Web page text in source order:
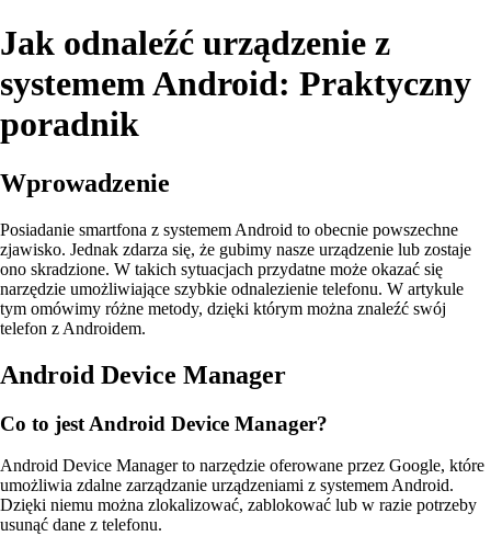
Jak odnaleźć urządzenie z
systemem Android: Praktyczny
poradnik
Wprowadzenie
Posiadanie smartfona z systemem Android to obecnie powszechne
zjawisko. Jednak zdarza się, że gubimy nasze urządzenie lub zostaje
ono skradzione. W takich sytuacjach przydatne może okazać się
narzędzie umożliwiające szybkie odnalezienie telefonu. W artykule
tym omówimy różne metody, dzięki którym można znaleźć swój
telefon z Androidem.
Android Device Manager
Co to jest Android Device Manager?
Android Device Manager to narzędzie oferowane przez Google, które
umożliwia zdalne zarządzanie urządzeniami z systemem Android.
Dzięki niemu można zlokalizować, zablokować lub w razie potrzeby
usunąć dane z telefonu.